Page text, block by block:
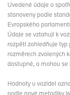
Uvedené údaje o
stanoveny podle
Evropského
Údaje se vztahují k
rozpětí zohledňuje
rozměrech zvolených
dostupné, a mohou
Hodnoty u vozidel
podle nové metodiky